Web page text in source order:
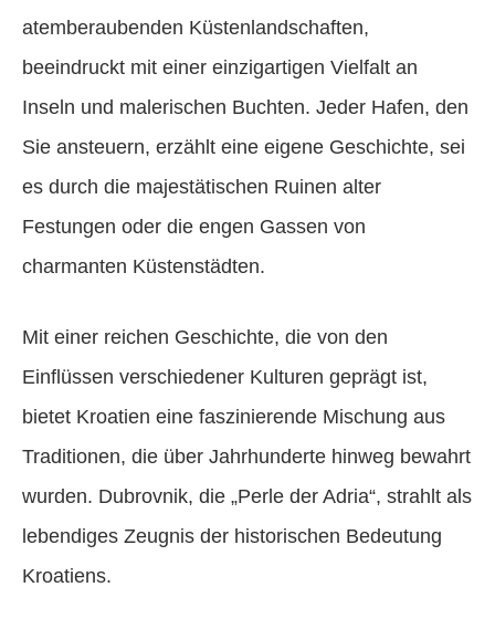
atemberaubenden Küstenlandschaften,
beeindruckt mit einer einzigartigen Vielfalt an
Inseln und malerischen Buchten. Jeder Hafen, den
Sie ansteuern, erzählt eine eigene Geschichte, sei
es durch die majestätischen Ruinen alter
Festungen oder die engen Gassen von
charmanten Küstenstädten.
Mit einer reichen Geschichte, die von den
Einflüssen verschiedener Kulturen geprägt ist,
bietet Kroatien eine faszinierende Mischung aus
Traditionen, die über Jahrhunderte hinweg bewahrt
wurden. Dubrovnik, die „Perle der Adria“, strahlt als
lebendiges Zeugnis der historischen Bedeutung
Kroatiens.